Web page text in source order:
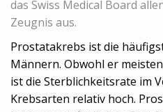
das Swiss Medical Board
Zeugnis aus.
Prostatakrebs ist die
Männern. Obwohl er
ist die Sterblichkeitsrate im
Krebsarten relativ hoch.